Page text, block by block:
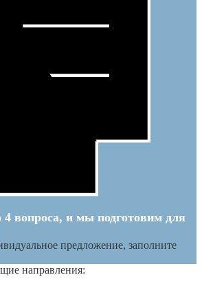
4 вопроса, и мы подготовим для
предложение, заполните
направления: